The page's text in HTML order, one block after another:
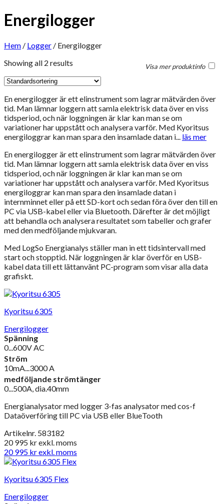
Energilogger
Hem / Logger / Energilogger
Visa mer produktinfo
Showing all 2 results
En energilogger är ett elinstrument som lagrar mätvärden över
tid. Man lämnar loggern att samla elektrisk data över en viss
tidsperiod, och när loggningen är klar kan man se om
variationer har uppstått och analysera varför. Med Kyoritsus
energiloggrar kan man spara den insamlade datan i... läs mer
En energilogger är ett elinstrument som lagrar mätvärden över
tid. Man lämnar loggern att samla elektrisk data över en viss
tidsperiod, och när loggningen är klar kan man se om
variationer har uppstått och analysera varför. Med Kyoritsus
energiloggrar kan man spara den insamlade datan i
internminnet eller på ett SD-kort och sedan föra över den till en
PC via USB-kabel eller via Bluetooth. Därefter är det möjligt
att behandla och analysera resultatet som tabeller och grafer
med den medföljande mjukvaran.
Med LogSo Energianalys ställer man in ett tidsintervall med
start och stopptid. När loggningen är klar överför en USB-
kabel data till ett lättanvänt PC-program som visar alla data
grafiskt.
Kyoritsu 6305
Energilogger
Spänning
0...600V AC
Ström
10mA...3000 A
medföljande strömtänger
0...500A, dia.40mm
Energianalysator med logger 3-fas analysator med cos-f
Dataöverföring till PC via USB eller BlueTooth
Artikelnr. 583182
20 995 krexkl. moms
20 995 krexkl. moms
Kyoritsu 6305 Flex
Energilogger